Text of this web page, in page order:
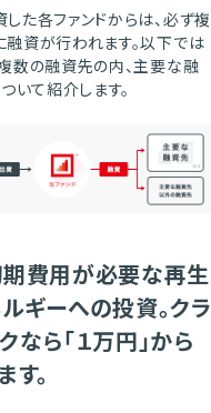
た各ファンドからは、必ず複
資が行われます。以下では
数の融資先の内、主要な融
いて紹介します。
費用が必要な再生
ギーへの投資。クラ
なら「１万円」から
す。